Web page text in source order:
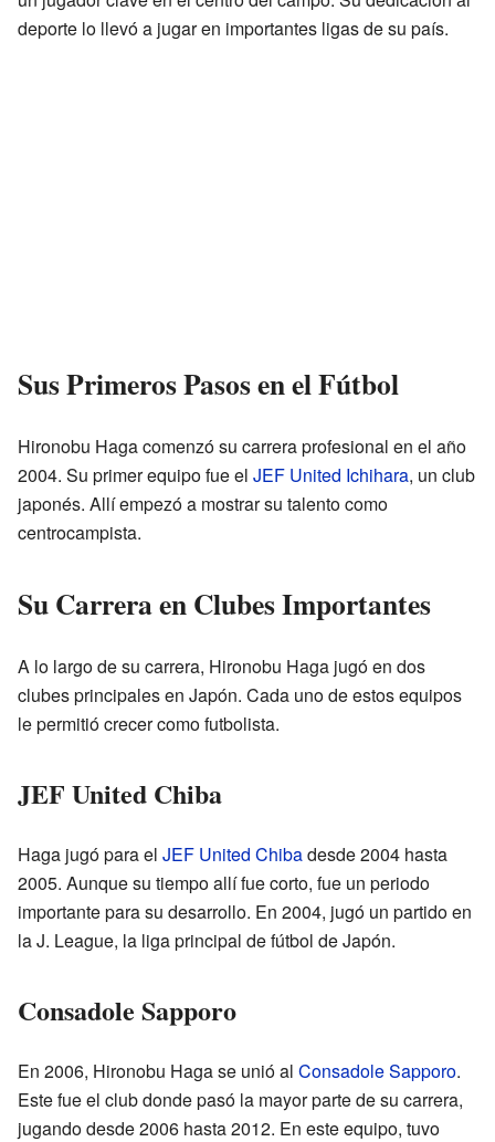
deporte lo llevó a jugar en importantes ligas de su país.
Sus Primeros Pasos en el Fútbol
Hironobu Haga comenzó su carrera profesional en el año
2004. Su primer equipo fue el JEF United Ichihara, un club
japonés. Allí empezó a mostrar su talento como
centrocampista.
Su Carrera en Clubes Importantes
A lo largo de su carrera, Hironobu Haga jugó en dos
clubes principales en Japón. Cada uno de estos equipos
le permitió crecer como futbolista.
JEF United Chiba
Haga jugó para el JEF United Chibadesde 2004 hasta
2005. Aunque su tiempo allí fue corto, fue un periodo
importante para su desarrollo. En 2004, jugó un partido en
la J. League, la liga principal de fútbol de Japón.
Consadole Sapporo
En 2006, Hironobu Haga se unió al Consadole Sapporo.
Este fue el club donde pasó la mayor parte de su carrera,
jugando desde 2006 hasta 2012. En este equipo, tuvo